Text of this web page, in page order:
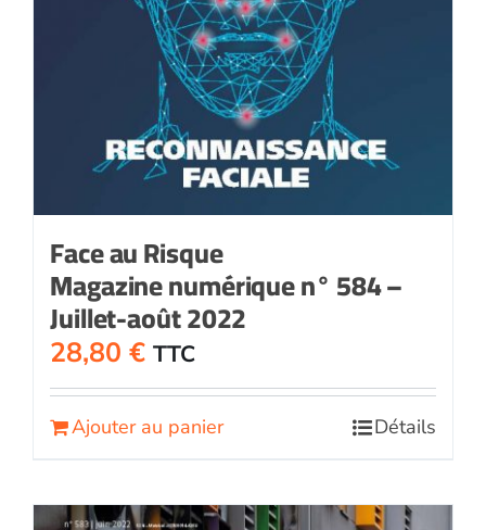
Face au Risque
Magazine numérique n° 584 –
Juillet-août 2022
28,80 € TTC
Ajouter au panier Détails